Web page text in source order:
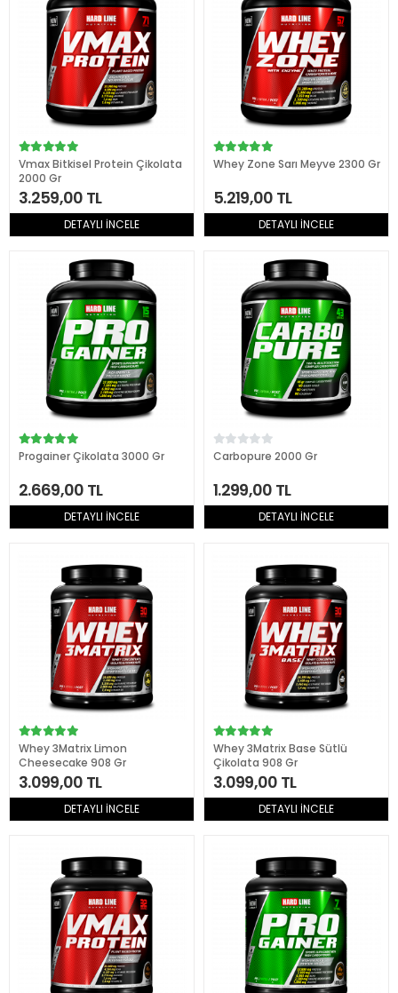
Vmax Bitkisel Protein Çikolata
2000 Gr
3.259,00 TL
DETAYLI İNCELE
Whey Zone Sarı Meyve 2300 Gr
5.219,00 TL
DETAYLI İNCELE
Progainer Çikolata 3000 Gr
2.669,00 TL
DETAYLI İNCELE
Carbopure 2000 Gr
1.299,00 TL
DETAYLI İNCELE
Whey 3Matrix Limon
Cheesecake 908 Gr
3.099,00 TL
DETAYLI İNCELE
Whey 3Matrix Base Sütlü
Çikolata 908 Gr
3.099,00 TL
DETAYLI İNCELE